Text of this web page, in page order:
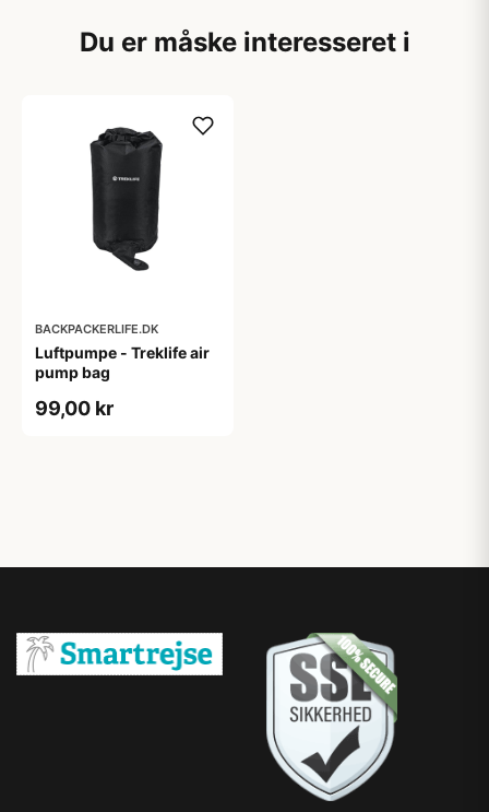
Du er måske interesseret i
BACKPACKERLIFE.DK
Luftpumpe - Treklife air
pump bag
99,00 kr